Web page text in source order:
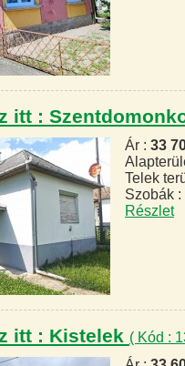
itt :
Ár : 33
Telek
Szobák :
Részlet
itt : Kistelek ( Kód :